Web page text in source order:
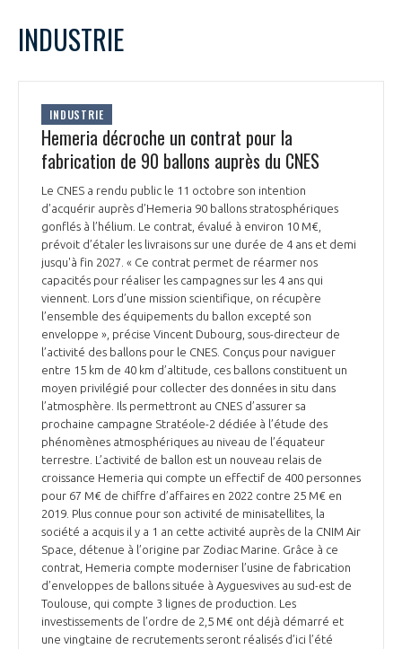
PRÉSENTATION
NOTRE VISION
NOS MISSIONS
NOTRE HISTOIRE
ORGANISATION
LE CONSEIL DU GIFAS
L’ÉQUIPE DU GIFAS
NOS RÉSEAUX À L'INTERNATIONAL
FONCTIONNEMENT
GEADS
COMITÉ AERO PME
STARTAIR
COMMISSIONS ET COMITÉS
ACCOMPAGNEMENT DE NOS ADHÉRENTS
LES PROGRAMMES DU GIFAS
UN ÉCOSYSTÈME INTÉGRÉ ET COHÉRENT
POURQUOI DEVENIR MEMBRE ?
LA MÉDIATION
LA MÉDIATION DANS LA FILIÈRE AÉRONAUTIQUE ET SPATIALE
LE MÉDIATEUR DE LA FILIÈRE AÉRONAUTIQUE ET SPATIALE
MÉDIATION ET CHARTE D’ENGAGEMENT SUR LES RELATIONS ENTRE
CLIENTS ET FOURNISSEURS
LA MÉDIATION AU-DELÀ DE LA FILIÈRE AÉRONAUTIQUE ET SPATIALE
PRENDRE CONTACT AVEC LE MÉDIATEUR DE LA FILIÈRE
LE SALON DU BOURGET
L'OBSERVATOIRE
CHIFFRES CLÉS
LES ENJEUX
COMPÉTITIVITÉ
LES PUBLICATIONS
L
1
9
10
17 20 21
26
30
31
INDUSTRIE
INDUSTRIE
Hemeria décroche un contrat pour la
fabrication de 90 ballons auprès du CNES
Le CNES a rendu public le 11 octobre son intention
d’acquérir auprès d’Hemeria 90 ballons stratosphériques
gonflés à l’hélium. Le contrat, évalué à environ 10 M€,
prévoit d’étaler les livraisons sur une durée de 4 ans et demi
jusqu'à fin 2027. « Ce contrat permet de réarmer nos
capacités pour réaliser les campagnes sur les 4 ans qui
viennent. Lors d’une mission scientifique, on récupère
l’ensemble des équipements du ballon excepté son
enveloppe », précise Vincent Dubourg, sous-directeur de
l’activité des ballons pour le CNES. Conçus pour naviguer
entre 15 km de 40 km d’altitude, ces ballons constituent un
moyen privilégié pour collecter des données in situ dans
l’atmosphère. Ils permettront au CNES d’assurer sa
prochaine campagne Stratéole-2 dédiée à l’étude des
phénomènes atmosphériques au niveau de l’équateur
terrestre. L’activité de ballon est un nouveau relais de
croissance Hemeria qui compte un effectif de 400 personnes
pour 67 M€ de chiffre d’affaires en 2022 contre 25 M€ en
2019. Plus connue pour son activité de minisatellites, la
société a acquis il y a 1 an cette activité auprès de la CNIM Air
Space, détenue à l’origine par Zodiac Marine. Grâce à ce
contrat, Hemeria compte moderniser l’usine de fabrication
d’enveloppes de ballons située à Ayguesvives au sud-est de
Toulouse, qui compte 3 lignes de production. Les
investissements de l’ordre de 2,5 M€ ont déjà démarré et
une vingtaine de recrutements seront réalisés d’ici l’été
Rejoignez une filière d’excellence et développez
Découvrez les avantages d'adhérer au GIFAS.
Rencontres, salons, données sectorielles,
programmes ...
DEMANDE D’ADHÉSION